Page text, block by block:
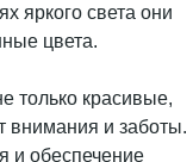
яркого света они
цвета.
только красивые,
внимания и заботы.
и обеспечение